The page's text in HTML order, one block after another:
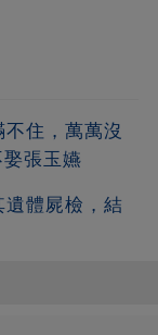
住，萬萬沒
張玉嬿
體屍檢，結